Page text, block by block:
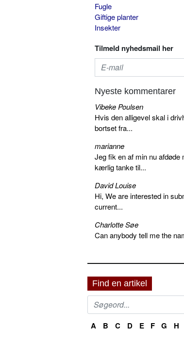
Fugle
Giftige planter
Insekter
Tilmeld nyhedsmail her
Nyeste kommentarer
Vibeke Poulsen
Hvis den alligevel skal i
bortset fra...
marianne
Jeg fik en af min nu afdøde
kærlig tanke til...
David Louise
Hi, We are interested in
current...
Charlotte Søe
Can anybody tell me the
Find en artikel
A B C D E F G H